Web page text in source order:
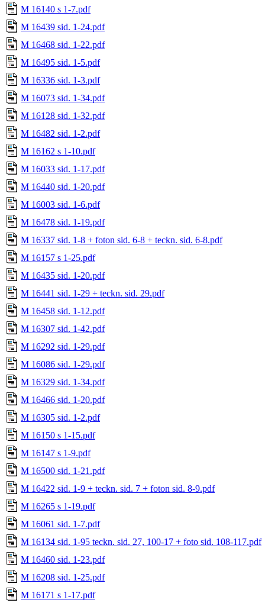
M 16140 s 1-7.pdf
M 16439 sid. 1-24.pdf
M 16468 sid. 1-22.pdf
M 16495 sid. 1-5.pdf
M 16336 sid. 1-3.pdf
M 16073 sid. 1-34.pdf
M 16128 sid. 1-32.pdf
M 16482 sid. 1-2.pdf
M 16162 s 1-10.pdf
M 16033 sid. 1-17.pdf
M 16440 sid. 1-20.pdf
M 16003 sid. 1-6.pdf
M 16478 sid. 1-19.pdf
M 16337 sid. 1-8 + foton sid. 6-8 + teckn. sid. 6-8.pdf
M 16157 s 1-25.pdf
M 16435 sid. 1-20.pdf
M 16441 sid. 1-29 + teckn. sid. 29.pdf
M 16458 sid. 1-12.pdf
M 16307 sid. 1-42.pdf
M 16292 sid. 1-29.pdf
M 16086 sid. 1-29.pdf
M 16329 sid. 1-34.pdf
M 16466 sid. 1-20.pdf
M 16305 sid. 1-2.pdf
M 16150 s 1-15.pdf
M 16147 s 1-9.pdf
M 16500 sid. 1-21.pdf
M 16422 sid. 1-9 + teckn. sid. 7 + foton sid. 8-9.pdf
M 16265 s 1-19.pdf
M 16061 sid. 1-7.pdf
M 16134 sid. 1-95 teckn. sid. 27, 100-17 + foto sid. 108-117.pdf
M 16460 sid. 1-23.pdf
M 16208 sid. 1-25.pdf
M 16171 s 1-17.pdf